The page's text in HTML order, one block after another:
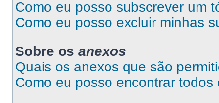
Como eu posso subscrever um
Como eu posso excluir minhas
Sobre os anexos
Quais os anexos que são
Como eu posso encontrar todos